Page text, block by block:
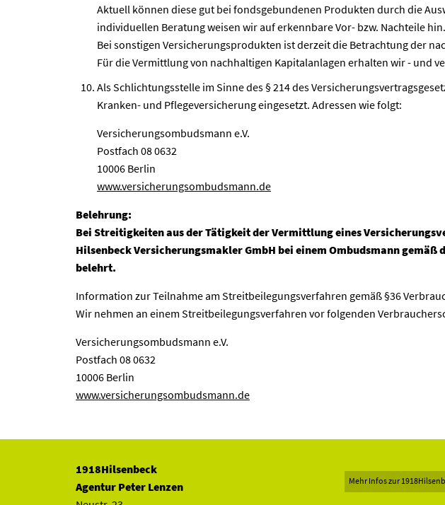
Aktuell können diese gut bei fondsgebundenen Produkten durch die
individuellen Beratung weisen wir auf erkennbare Vor- bzw. Nachteile hin.
Bei sonstigen Versicherungsprodukten ist derzeit die Betrachtung der
Für die Vermittlung von nachhaltigen Kapitalanlagen erhalten wir - und
Als Schlichtungsstelle im Sinne des § 214 des
Kranken- und Pflegeversicherung eingesetzt. Adressen wie folgt:
Versicherungsombudsmann e.V.
Postfach 08 0632
10006 Berlin
www.versicherungsombudsmann.de
Belehrung:
Bei Streitigkeiten aus der Tätigkeit der Vermittlung eines
Hilsenbeck Versicherungsmakler GmbH bei einem Ombudsmann
belehrt.
Information zur Teilnahme am Streitbeilegungsverfahren gemäß §36
Wir nehmen an einem Streitbeilegungsverfahren vor folgenden
Versicherungsombudsmann e.V.
Postfach 08 0632
10006 Berlin
www.versicherungsombudsmann.de
1918Hilsenbeck
Agentur Peter Lenzen
Mehr Infos zur